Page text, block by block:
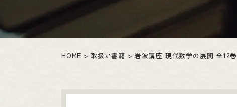
HOME 取扱い書籍 岩波講座 現代数学の展開 全12巻